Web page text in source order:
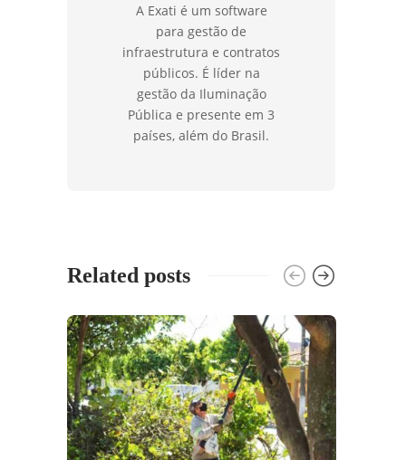
A Exati é um software
para gestão de
infraestrutura e contratos
públicos. É líder na
gestão da Iluminação
Pública e presente em 3
países, além do Brasil.
Related posts